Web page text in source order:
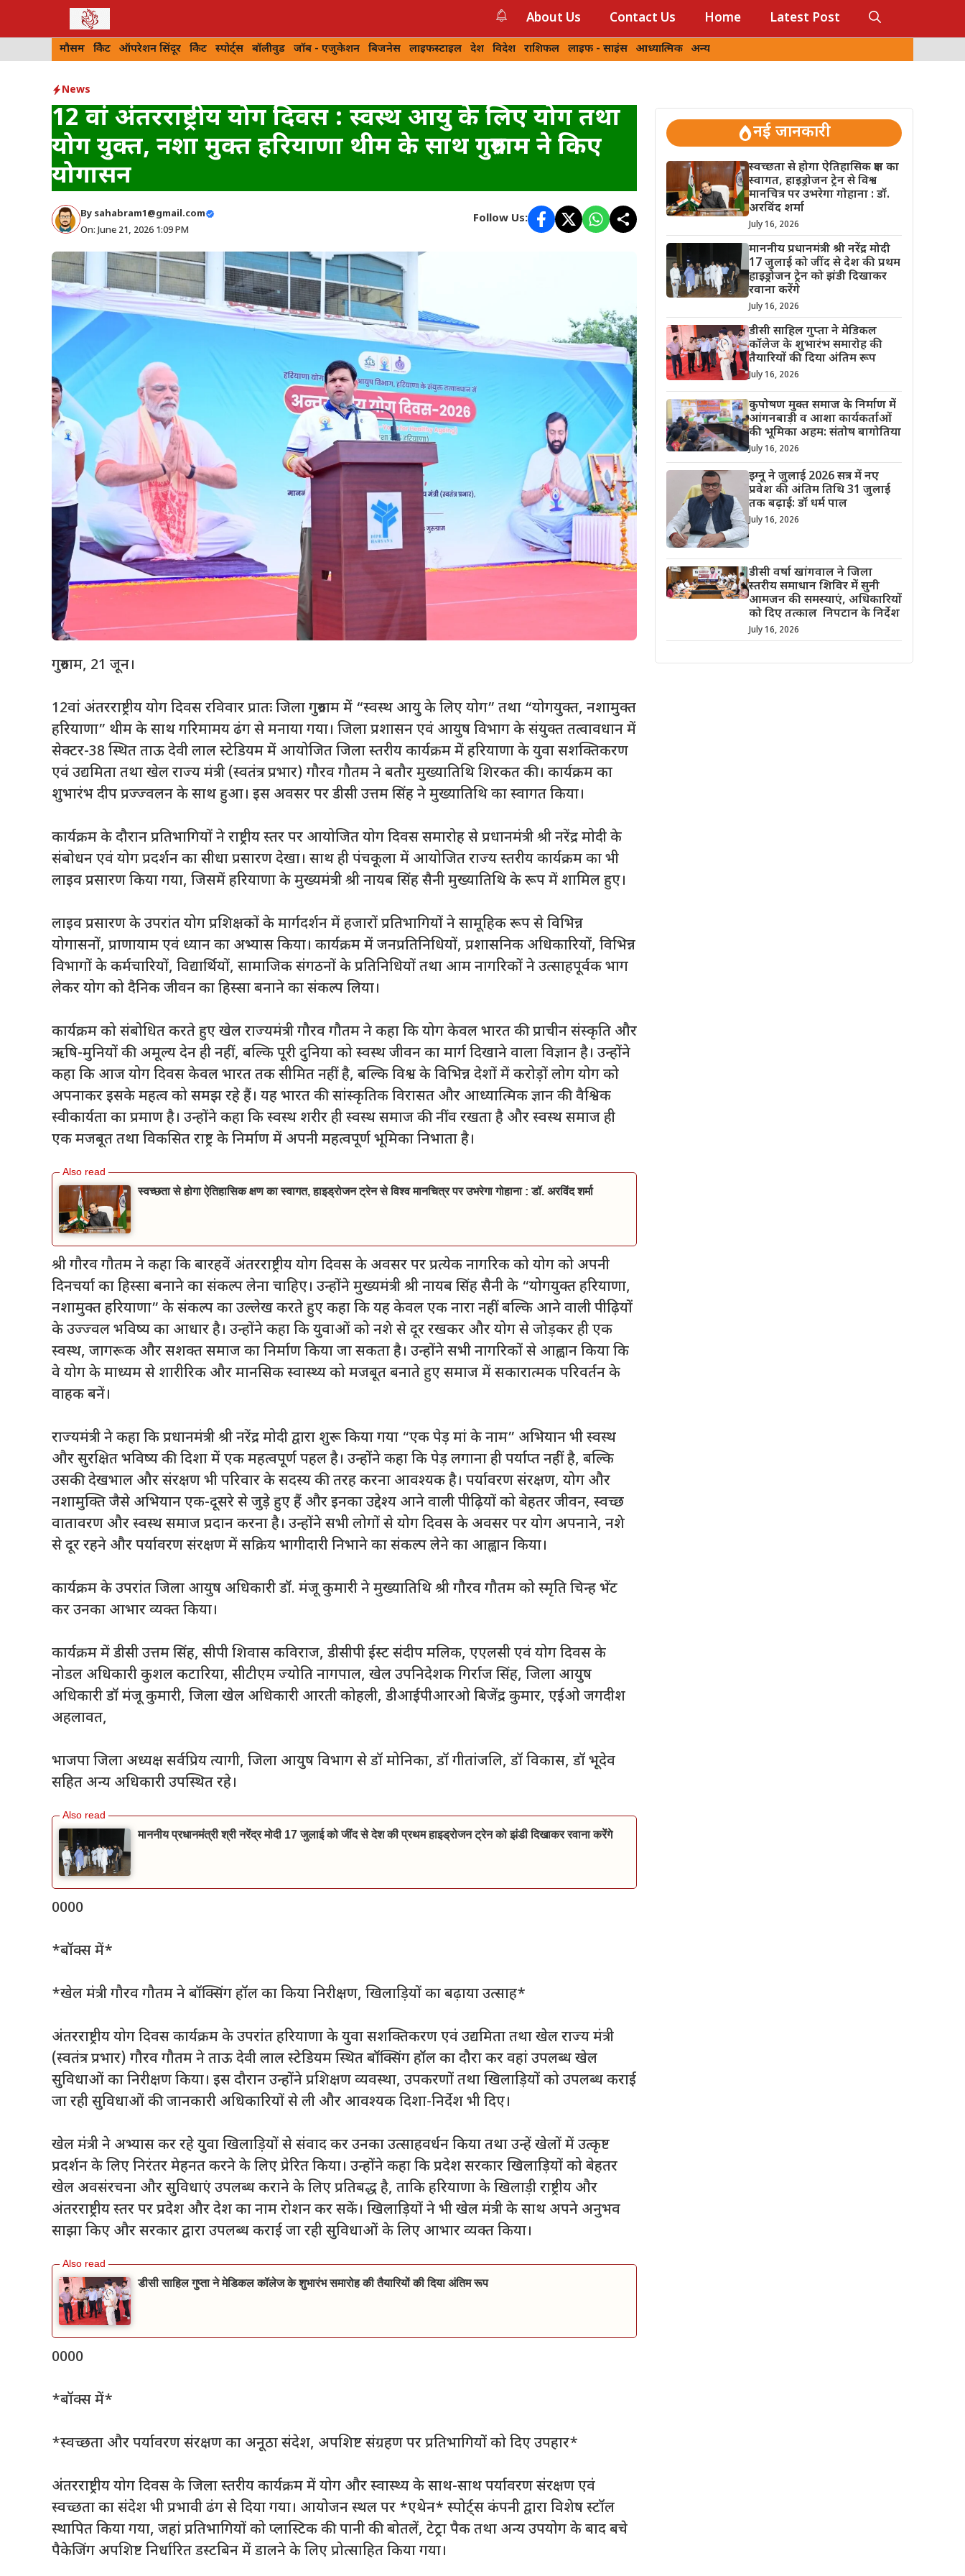
About Us Contact Us Home Latest Post
मौसम क्रिकेट ऑपरेशन सिंदूर क्रिकेट स्पोर्ट्स बॉलीवुड जॉब - एजुकेशन बिजनेस लाइफस्टाइल देश विदेश राशिफल लाइफ - साइंस आध्यात्मिक अन्य
News
12 वां अंतरराष्ट्रीय योग दिवस : स्वस्थ आयु के लिए योग तथा
योग युक्त, नशा मुक्त हरियाणा थीम के साथ गुरुग्राम ने किए
योगासन
By sahabram1@gmail.com
On: June 21, 2026 1:09 PM
Follow Us:
गुरुग्राम, 21 जून।
12वां अंतरराष्ट्रीय योग दिवस रविवार प्रातः जिला गुरुग्राम में “स्वस्थ आयु के लिए योग” तथा “योगयुक्त, नशामुक्त
हरियाणा” थीम के साथ गरिमामय ढंग से मनाया गया। जिला प्रशासन एवं आयुष विभाग के संयुक्त तत्वावधान में
सेक्टर-38 स्थित ताऊ देवी लाल स्टेडियम में आयोजित जिला स्तरीय कार्यक्रम में हरियाणा के युवा सशक्तिकरण
एवं उद्यमिता तथा खेल राज्य मंत्री (स्वतंत्र प्रभार) गौरव गौतम ने बतौर मुख्यातिथि शिरकत की। कार्यक्रम का
शुभारंभ दीप प्रज्ज्वलन के साथ हुआ। इस अवसर पर डीसी उत्तम सिंह ने मुख्यातिथि का स्वागत किया।
कार्यक्रम के दौरान प्रतिभागियों ने राष्ट्रीय स्तर पर आयोजित योग दिवस समारोह से प्रधानमंत्री श्री नरेंद्र मोदी के
संबोधन एवं योग प्रदर्शन का सीधा प्रसारण देखा। साथ ही पंचकूला में आयोजित राज्य स्तरीय कार्यक्रम का भी
लाइव प्रसारण किया गया, जिसमें हरियाणा के मुख्यमंत्री श्री नायब सिंह सैनी मुख्यातिथि के रूप में शामिल हुए।
लाइव प्रसारण के उपरांत योग प्रशिक्षकों के मार्गदर्शन में हजारों प्रतिभागियों ने सामूहिक रूप से विभिन्न
योगासनों, प्राणायाम एवं ध्यान का अभ्यास किया। कार्यक्रम में जनप्रतिनिधियों, प्रशासनिक अधिकारियों, विभिन्न
विभागों के कर्मचारियों, विद्यार्थियों, सामाजिक संगठनों के प्रतिनिधियों तथा आम नागरिकों ने उत्साहपूर्वक भाग
लेकर योग को दैनिक जीवन का हिस्सा बनाने का संकल्प लिया।
कार्यक्रम को संबोधित करते हुए खेल राज्यमंत्री गौरव गौतम ने कहा कि योग केवल भारत की प्राचीन संस्कृति और
ऋषि-मुनियों की अमूल्य देन ही नहीं, बल्कि पूरी दुनिया को स्वस्थ जीवन का मार्ग दिखाने वाला विज्ञान है। उन्होंने
कहा कि आज योग दिवस केवल भारत तक सीमित नहीं है, बल्कि विश्व के विभिन्न देशों में करोड़ों लोग योग को
अपनाकर इसके महत्व को समझ रहे हैं। यह भारत की सांस्कृतिक विरासत और आध्यात्मिक ज्ञान की वैश्विक
स्वीकार्यता का प्रमाण है। उन्होंने कहा कि स्वस्थ शरीर ही स्वस्थ समाज की नींव रखता है और स्वस्थ समाज ही
एक मजबूत तथा विकसित राष्ट्र के निर्माण में अपनी महत्वपूर्ण भूमिका निभाता है।
स्वच्छता से होगा ऐतिहासिक क्षण का स्वागत, हाइड्रोजन ट्रेन से विश्व मानचित्र पर उभरेगा गोहाना : डॉ. अरविंद शर्मा
श्री गौरव गौतम ने कहा कि बारहवें अंतरराष्ट्रीय योग दिवस के अवसर पर प्रत्येक नागरिक को योग को अपनी
दिनचर्या का हिस्सा बनाने का संकल्प लेना चाहिए। उन्होंने मुख्यमंत्री श्री नायब सिंह सैनी के “योगयुक्त हरियाणा,
नशामुक्त हरियाणा” के संकल्प का उल्लेख करते हुए कहा कि यह केवल एक नारा नहीं बल्कि आने वाली पीढ़ियों
के उज्ज्वल भविष्य का आधार है। उन्होंने कहा कि युवाओं को नशे से दूर रखकर और योग से जोड़कर ही एक
स्वस्थ, जागरूक और सशक्त समाज का निर्माण किया जा सकता है। उन्होंने सभी नागरिकों से आह्वान किया कि
वे योग के माध्यम से शारीरिक और मानसिक स्वास्थ्य को मजबूत बनाते हुए समाज में सकारात्मक परिवर्तन के
वाहक बनें।
राज्यमंत्री ने कहा कि प्रधानमंत्री श्री नरेंद्र मोदी द्वारा शुरू किया गया “एक पेड़ मां के नाम” अभियान भी स्वस्थ
और सुरक्षित भविष्य की दिशा में एक महत्वपूर्ण पहल है। उन्होंने कहा कि पेड़ लगाना ही पर्याप्त नहीं है, बल्कि
उसकी देखभाल और संरक्षण भी परिवार के सदस्य की तरह करना आवश्यक है। पर्यावरण संरक्षण, योग और
नशामुक्ति जैसे अभियान एक-दूसरे से जुड़े हुए हैं और इनका उद्देश्य आने वाली पीढ़ियों को बेहतर जीवन, स्वच्छ
वातावरण और स्वस्थ समाज प्रदान करना है। उन्होंने सभी लोगों से योग दिवस के अवसर पर योग अपनाने, नशे
से दूर रहने और पर्यावरण संरक्षण में सक्रिय भागीदारी निभाने का संकल्प लेने का आह्वान किया।
कार्यक्रम के उपरांत जिला आयुष अधिकारी डॉ. मंजू कुमारी ने मुख्यातिथि श्री गौरव गौतम को स्मृति चिन्ह भेंट
कर उनका आभार व्यक्त किया।
कार्यक्रम में डीसी उत्तम सिंह, सीपी शिवास कविराज, डीसीपी ईस्ट संदीप मलिक, एएलसी एवं योग दिवस के
नोडल अधिकारी कुशल कटारिया, सीटीएम ज्योति नागपाल, खेल उपनिदेशक गिर्राज सिंह, जिला आयुष
अधिकारी डॉ मंजू कुमारी, जिला खेल अधिकारी आरती कोहली, डीआईपीआरओ बिजेंद्र कुमार, एईओ जगदीश
अहलावत,
भाजपा जिला अध्यक्ष सर्वप्रिय त्यागी, जिला आयुष विभाग से डॉ मोनिका, डॉ गीतांजलि, डॉ विकास, डॉ भूदेव
सहित अन्य अधिकारी उपस्थित रहे।
माननीय प्रधानमंत्री श्री नरेंद्र मोदी 17 जुलाई को जींद से देश की प्रथम हाइड्रोजन ट्रेन को झंडी दिखाकर रवाना करेंगे
0000
*बॉक्स में*
*खेल मंत्री गौरव गौतम ने बॉक्सिंग हॉल का किया निरीक्षण, खिलाड़ियों का बढ़ाया उत्साह*
अंतरराष्ट्रीय योग दिवस कार्यक्रम के उपरांत हरियाणा के युवा सशक्तिकरण एवं उद्यमिता तथा खेल राज्य मंत्री
(स्वतंत्र प्रभार) गौरव गौतम ने ताऊ देवी लाल स्टेडियम स्थित बॉक्सिंग हॉल का दौरा कर वहां उपलब्ध खेल
सुविधाओं का निरीक्षण किया। इस दौरान उन्होंने प्रशिक्षण व्यवस्था, उपकरणों तथा खिलाड़ियों को उपलब्ध कराई
जा रही सुविधाओं की जानकारी अधिकारियों से ली और आवश्यक दिशा-निर्देश भी दिए।
खेल मंत्री ने अभ्यास कर रहे युवा खिलाड़ियों से संवाद कर उनका उत्साहवर्धन किया तथा उन्हें खेलों में उत्कृष्ट
प्रदर्शन के लिए निरंतर मेहनत करने के लिए प्रेरित किया। उन्होंने कहा कि प्रदेश सरकार खिलाड़ियों को बेहतर
खेल अवसंरचना और सुविधाएं उपलब्ध कराने के लिए प्रतिबद्ध है, ताकि हरियाणा के खिलाड़ी राष्ट्रीय और
अंतरराष्ट्रीय स्तर पर प्रदेश और देश का नाम रोशन कर सकें। खिलाड़ियों ने भी खेल मंत्री के साथ अपने अनुभव
साझा किए और सरकार द्वारा उपलब्ध कराई जा रही सुविधाओं के लिए आभार व्यक्त किया।
डीसी साहिल गुप्ता ने मेडिकल कॉलेज के शुभारंभ समारोह की तैयारियों की दिया अंतिम रूप
0000
*बॉक्स में*
*स्वच्छता और पर्यावरण संरक्षण का अनूठा संदेश, अपशिष्ट संग्रहण पर प्रतिभागियों को दिए उपहार*
अंतरराष्ट्रीय योग दिवस के जिला स्तरीय कार्यक्रम में योग और स्वास्थ्य के साथ-साथ पर्यावरण संरक्षण एवं
स्वच्छता का संदेश भी प्रभावी ढंग से दिया गया। आयोजन स्थल पर *एथेन* स्पोर्ट्स कंपनी द्वारा विशेष स्टॉल
स्थापित किया गया, जहां प्रतिभागियों को प्लास्टिक की पानी की बोतलें, टेट्रा पैक तथा अन्य उपयोग के बाद बचे
पैकेजिंग अपशिष्ट निर्धारित डस्टबिन में डालने के लिए प्रोत्साहित किया गया।
नई जानकारी
स्वच्छता से होगा ऐतिहासिक क्षण का
स्वागत, हाइड्रोजन ट्रेन से विश्व
मानचित्र पर उभरेगा गोहाना : डॉ.
अरविंद शर्मा
July 16, 2026
माननीय प्रधानमंत्री श्री नरेंद्र मोदी
17 जुलाई को जींद से देश की प्रथम
हाइड्रोजन ट्रेन को झंडी दिखाकर
रवाना करेंगे
July 16, 2026
डीसी साहिल गुप्ता ने मेडिकल
कॉलेज के शुभारंभ समारोह की
तैयारियों की दिया अंतिम रूप
July 16, 2026
कुपोषण मुक्त समाज के निर्माण में
आंगनबाड़ी व आशा कार्यकर्ताओं
की भूमिका अहम: संतोष बागोतिया
July 16, 2026
इग्नू ने जुलाई 2026 सत्र में नए
प्रवेश की अंतिम तिथि 31 जुलाई
तक बढ़ाई: डॉ धर्म पाल
July 16, 2026
डीसी वर्षा खांगवाल ने जिला
स्तरीय समाधान शिविर में सुनी
आमजन की समस्याएं, अधिकारियों
को दिए तत्काल निपटान के निर्देश
July 16, 2026